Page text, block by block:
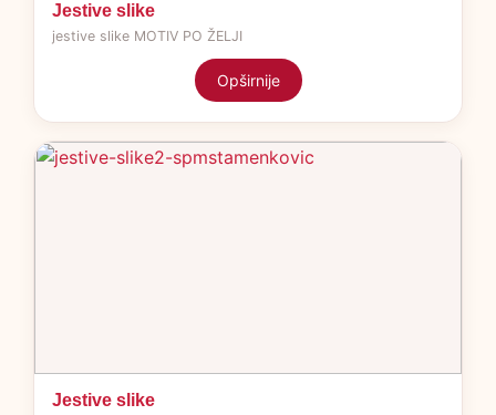
Jestive slike
jestive slike MOTIV PO ŽELJI
Opširnije
Jestive slike